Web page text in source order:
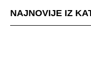
NAJNOVIJE IZ